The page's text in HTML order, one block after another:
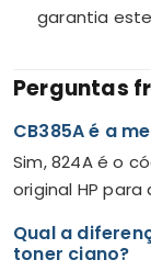
garantia
Perguntas
CB385A é a
Sim, 824A é o
original HP para
Qual a
toner ciano?